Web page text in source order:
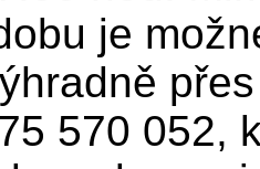
je
570 052,